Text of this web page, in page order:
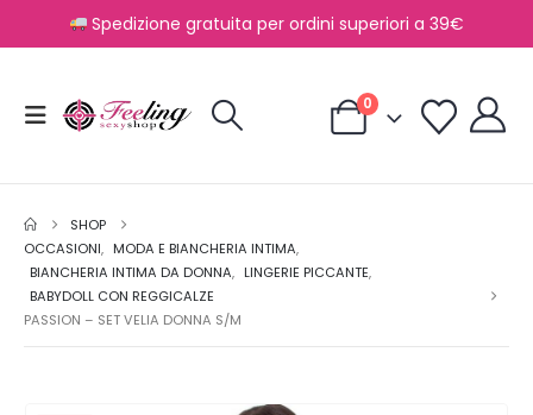
Spedizione gratuita per ordini superiori a 39€
0
SHOP
OCCASIONI, MODA E BIANCHERIA INTIMA,
BIANCHERIA INTIMA DA DONNA, LINGERIE PICCANTE,
BABYDOLL CON REGGICALZE
PASSION – SET VELIA DONNA S/M